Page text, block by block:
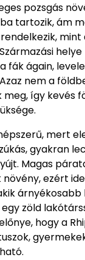
pozsgás
tartozik, ám
mint
fák ágain,
nem a
így kevés
mert
gyakran
Magas
ezért
zöld
hogy a